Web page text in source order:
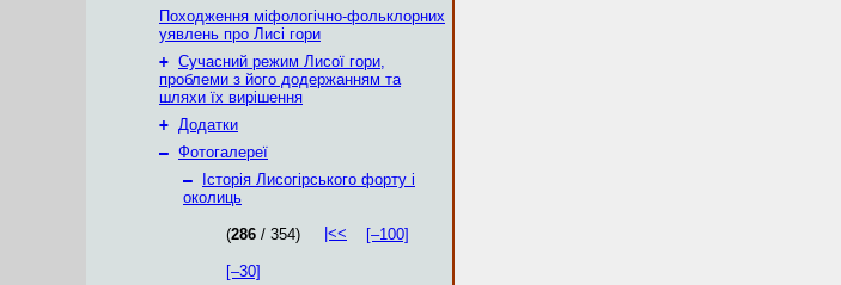
Походження міфологічно-фольклорних
уявлень про Лисі гори
+ Сучасний режим Лисої гори,
проблеми з його додержанням та
шляхи їх вирішення
+ Додатки
– Фотогалереї
–
Історія Лисогірського форту і
околиць
(286 / 354) |<< [–100]
[–30]